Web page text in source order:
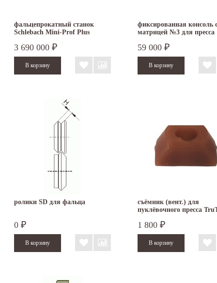
фальцепрокатный станок
Schlebach Mini-Prof Plus
3 690 000 ₽
фиксированная консоль
матрицей №3 для пресса
59 000 ₽
ролики SD для фальца
0 ₽
съёмник (вент.) для
пуклёвочного пресса
1 800 ₽